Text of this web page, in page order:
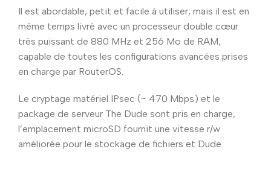
Il est abordable, petit et facile à utiliser, mais il est en
même temps livré avec un processeur double cœur
très puissant de 880 MHz et 256 Mo de RAM,
capable de toutes les configurations avancées prises
en charge par RouterOS.
Le cryptage matériel IPsec (~ 470 Mbps) et le
package de serveur The Dude sont pris en charge,
l’emplacement microSD fournit une vitesse r/w
améliorée pour le stockage de fichiers et Dude.